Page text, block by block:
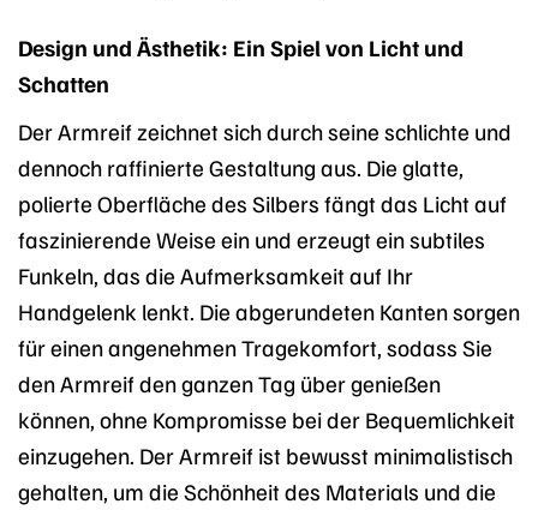
Design und Ästhetik: Ein Spiel von Licht und
Schatten
Der Armreif zeichnet sich durch seine schlichte und
dennoch raffinierte Gestaltung aus. Die glatte,
polierte Oberfläche des Silbers fängt das Licht auf
faszinierende Weise ein und erzeugt ein subtiles
Funkeln, das die Aufmerksamkeit auf Ihr
Handgelenk lenkt. Die abgerundeten Kanten sorgen
für einen angenehmen Tragekomfort, sodass Sie
den Armreif den ganzen Tag über genießen
können, ohne Kompromisse bei der Bequemlichkeit
einzugehen. Der Armreif ist bewusst minimalistisch
gehalten, um die Schönheit des Materials und die